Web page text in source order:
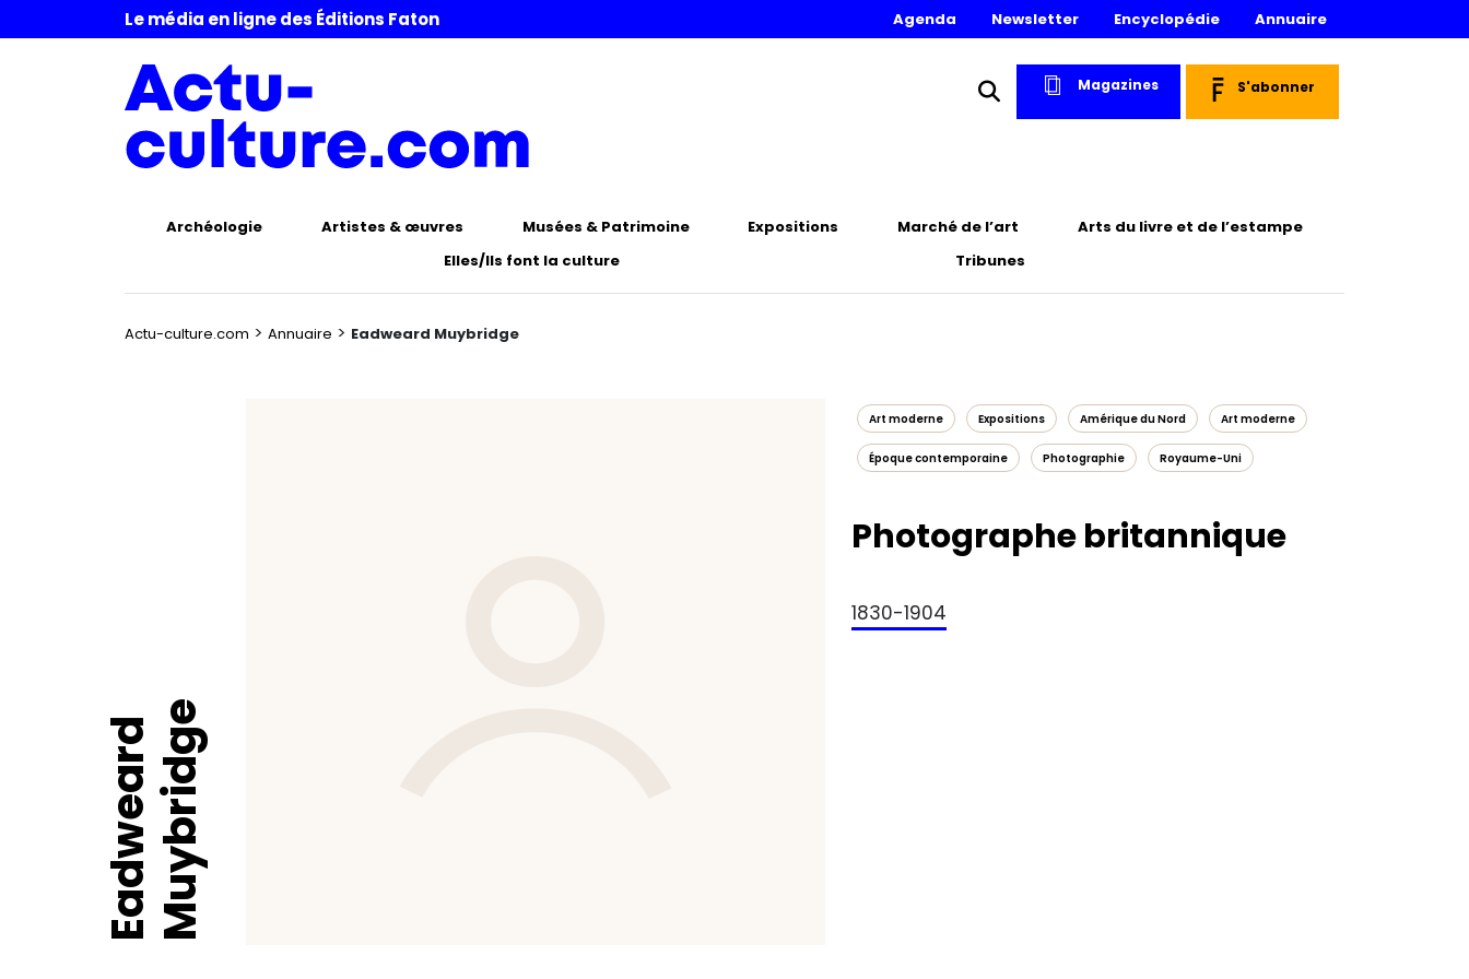
Le média en ligne des Éditions Faton Agenda Newsletter Encyclopédie Annuaire
Magazines S'abonner
Archéologie Artistes & œuvres Musées & Patrimoine Expositions Marché de l’art
Arts du livre et de l’estampe
Elles/Ils font la culture
Tribunes
Actu-culture.com > Annuaire > Eadweard Muybridge
EadweardMuybridge
Art moderne Expositions Amérique du Nord Art moderne
Époque contemporaine Photographie Royaume-Uni
Photographe britannique
1830-1904